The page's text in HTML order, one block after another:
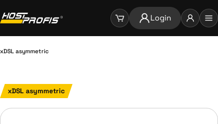
Login
xDSL asymmetric
xDSL asymmetric